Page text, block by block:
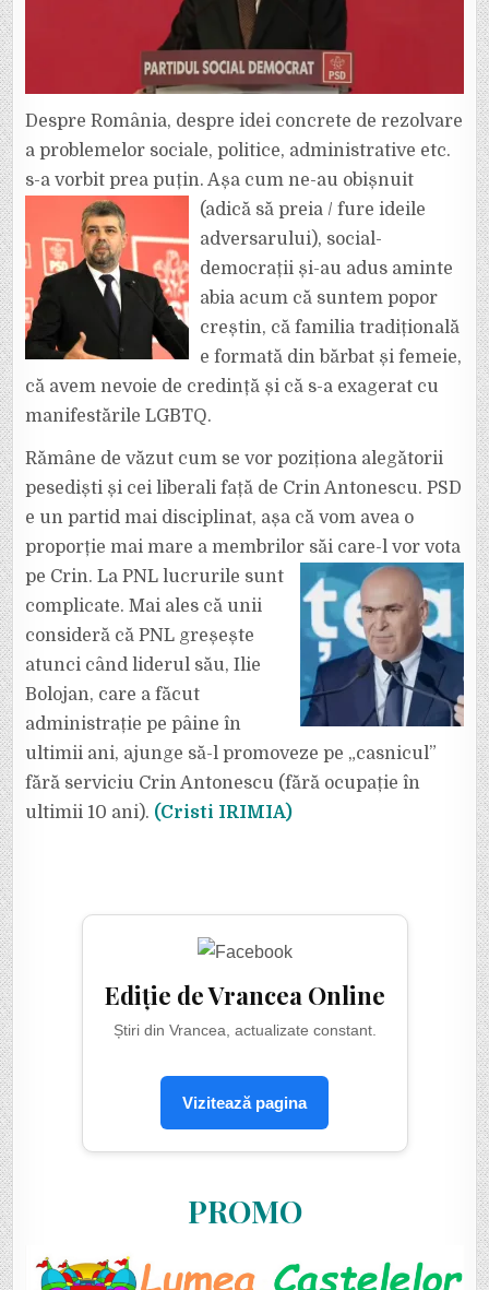
Despre România, despre idei concrete de rezolvare
a problemelor sociale, politice, administrative etc.
s-a vorbit prea puțin. Așa cum ne-au obișnuit
(adică să preia / fure ideile
adversarului), social-
democrații și-au adus aminte
abia acum că suntem popor
creștin, că familia tradițională
e formată din bărbat și femeie,
că avem nevoie de credință și că s-a exagerat cu
manifestările LGBTQ.
Rămâne de văzut cum se vor poziționa alegătorii
pesediști și cei liberali față de Crin Antonescu. PSD
e un partid mai disciplinat, așa că vom avea o
proporție mai mare a membrilor săi care-l vor vota
pe Crin. LaPNL lucrurile sunt
complicate. Mai ales că unii
consideră că PNL greșește
atunci când liderul său, Ilie
Bolojan, care a făcut
administrație pe pâine în
ultimii ani, ajunge să-l promoveze pe „casnicul”
fără serviciu Crin Antonescu (fără ocupație în
ultimii 10 ani). (Cristi IRIMIA)
Ediție de Vrancea Online
Știri din Vrancea, actualizate constant.
Vizitează pagina
PROMO